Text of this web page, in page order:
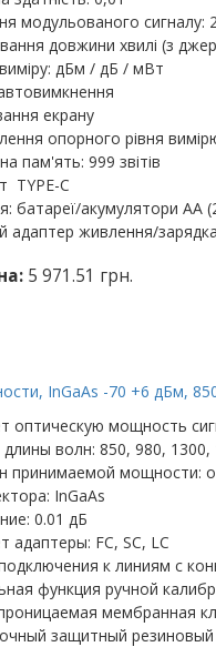
модульованого сигналу:
довжини хвилі (з
дБм / дБ / мВт
екрану
опорного рівня
пам'ять: 999 звітів
TYPE-C
батареї/акумулятори AA
адаптер живлення/зарядка
5 971.51 грн.
InGaAs -70 +6 дБм,
оптическую мощность
волн: 850, 980,
принимаемой мощности:
InGaAs
0.01 дБ
адаптеры: FC, SC, LC
к линиям с
функция ручной
мембранная
защитный